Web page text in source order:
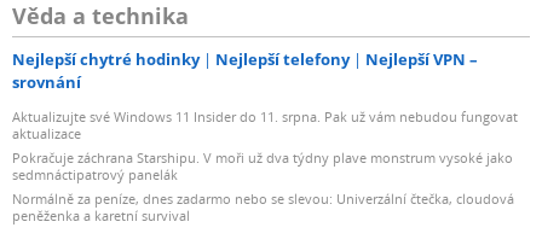
Věda a technika
Nejlepší chytré hodinky Nejlepší telefony
Nejlepší VPN –
srovnání
Aktualizujte své Windows 11 Insider do 11. srpna. Pak už vám nebudou fungovat
aktualizace
Pokračuje záchrana Starshipu. V moři už dva týdny plave monstrum vysoké jako
sedmnáctipatrový panelák
Normálně za peníze, dnes zadarmo nebo se slevou: Univerzální čtečka, cloudová
peněženka a karetní survival